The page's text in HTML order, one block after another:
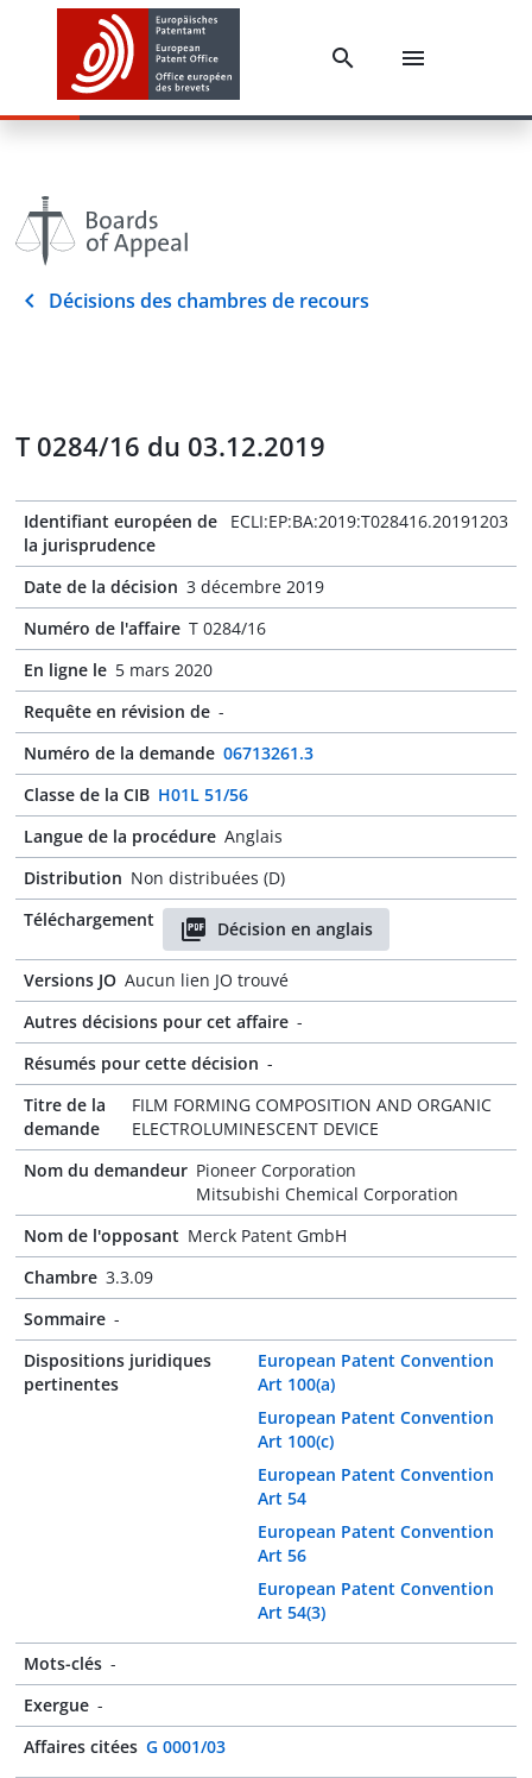
Décisions des chambres de recours
T 0284/16 du 03.12.2019
Identifiant européen de
la jurisprudence
ECLI:EP:BA:2019:T028416.20191203
Date de la décision 3 décembre 2019
Numéro de l'affaire T 0284/16
En ligne le 5 mars 2020
Requête en révision de -
Numéro de la demande 06713261.3
Classe de la CIB H01L 51/56
Langue de la procédure Anglais
Distribution Non distribuées (D)
Téléchargement
Décision en anglais
Versions JO Aucun lien JO trouvé
Autres décisions pour cet affaire -
Résumés pour cette décision -
Titre de la
demande
FILM FORMING COMPOSITION AND ORGANIC
ELECTROLUMINESCENT DEVICE
Nom du demandeur Pioneer Corporation
Mitsubishi Chemical Corporation
Nom de l'opposant Merck Patent GmbH
Chambre 3.3.09
Sommaire -
Dispositions juridiques
pertinentes
European Patent Convention
Art 100(a)
European Patent Convention
Art 100(c)
European Patent Convention
Art 54
European Patent Convention
Art 56
European Patent Convention
Art 54(3)
Mots-clés -
Exergue -
Affaires citées G 0001/03